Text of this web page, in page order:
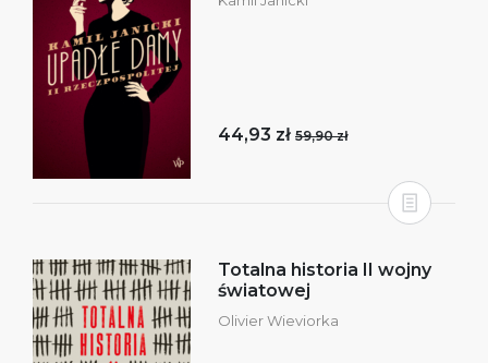
44,93 zł 59,90 zł
Totalna historia II wojny
światowej
Olivier Wieviorka